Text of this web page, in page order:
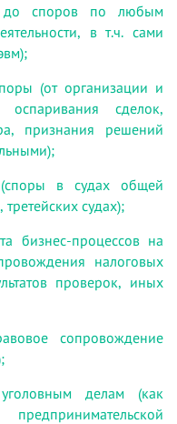
до споров по любым
в т.ч. сами
(от организации и
сделок,
признания решений
в судах общей
судах);
бизнес-процессов на
налоговых
проверок, иных
сопровождение
делам (как